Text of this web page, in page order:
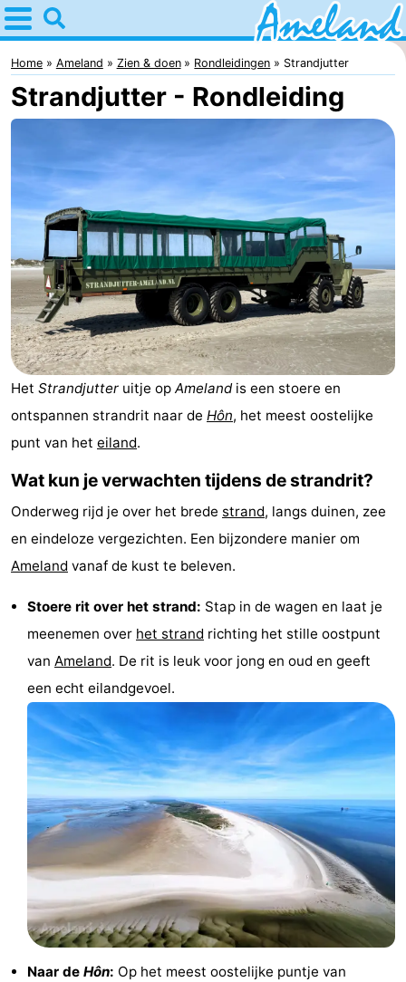
Home
Ameland
Tips
kinderen
Dorpen
Natuur
Overnachten
Appartementen
-
Ameland
State
Bed
breakfasts)
Campings
Vakantiehuizen
-
Landal
Ameland
Last
minutes
Strand
Zien
doen
Bezienswaardigheden
Musea
Monumenten
Kerken
Home Ameland Zien & doen Rondleidingen Strandjutter
Strandjutter - Rondleiding
Het Strandjutter uitje op Amelandis een stoere en
ontspannen strandrit naar de Hôn, het meest oostelijke
punt van het eiland.
Wat kun je verwachten tijdens de strandrit?
Onderweg rijd je over het brede strand, langs duinen, zee
en eindeloze vergezichten. Een bijzondere manier om
Ameland vanaf de kust te beleven.
Stoere rit over het strand: Stap in de wagen en laat je
meenemen over het strand richting het stille oostpunt
van Ameland. De rit is leuk voor jong en oud en geeft
een echt eilandgevoel.
Naar de Hôn: Op het meest oostelijke puntje van